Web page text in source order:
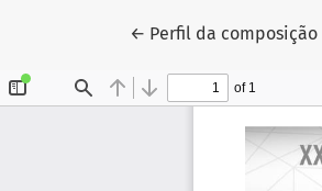
← Voltar aos Detalhes
Perfil da